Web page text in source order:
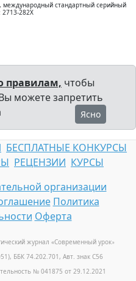
международный стандартный серийный
2713-282X
правилам, чтобы
можете запретить
Ясно
БЕСПЛАТНЫЕ КОНКУРСЫ
РЕЦЕНЗИИ КУРСЫ
организации
Политика
Оферта
журнал «Современный урок»
ББК 74.202.701, Авт. знак С56
№ 041875 от 29.12.2021